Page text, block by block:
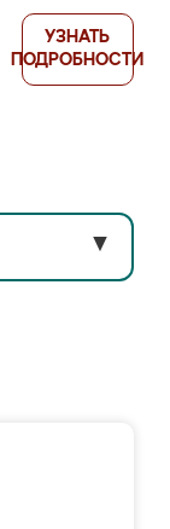
УЗНАТЬ
ПОДРОБНОСТИ
▼